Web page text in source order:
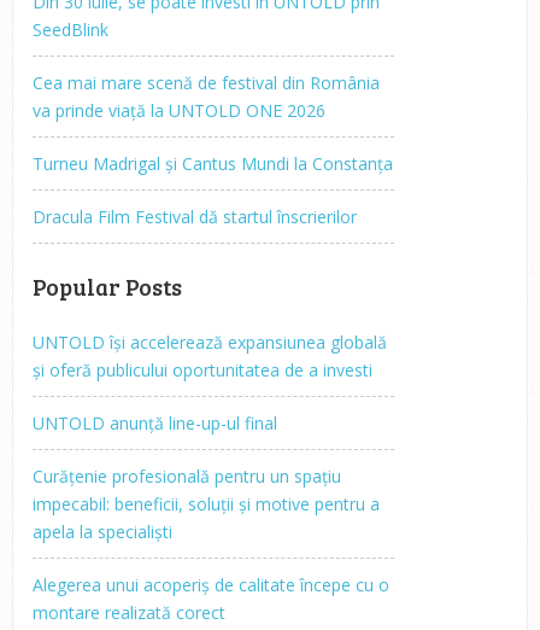
SeedBlink
Cea mai mare scenă de festival din România
va prinde viață la UNTOLD ONE 2026
Turneu Madrigal și Cantus Mundi la Constanța
Dracula Film Festival dă startul înscrierilor
Popular Posts
UNTOLD își accelerează expansiunea globală
și oferă publicului oportunitatea de a investi
UNTOLD anunță line-up-ul final
Curățenie profesională pentru un spațiu
impecabil: beneficii, soluții și motive pentru a
apela la specialiști
Alegerea unui acoperiș de calitate începe cu o
montare realizată corect